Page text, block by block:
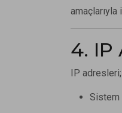
amaçlarıyla
4. IP
IP adresleri;
Sistem